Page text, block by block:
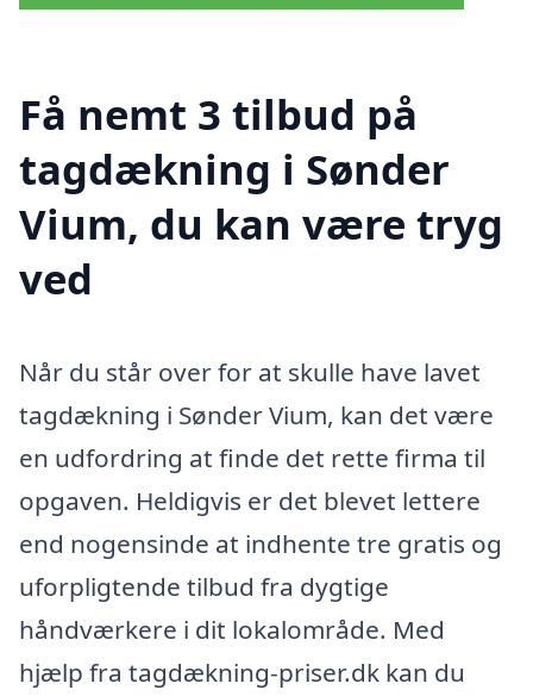
Få nemt 3 tilbud på
tagdækning i Sønder
Vium, du kan være tryg
ved
Når du står over for at skulle have lavet
tagdækning i Sønder Vium, kan det være
en udfordring at finde det rette firma til
opgaven. Heldigvis er det blevet lettere
end nogensinde at indhente tre gratis og
uforpligtende tilbud fra dygtige
håndværkere i dit lokalområde. Med
hjælp fra tagdækning-priser.dk kan du